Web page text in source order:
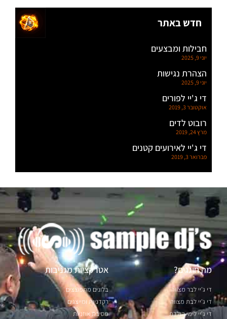
חדש באתר
חבילות ומבצעים
יוני 9, 2025
הצהרת נגישות
יוני 9, 2025
די ג'יי לפורים
אוקטובר 3, 2019
רובוט לדים
מרץ 24, 2019
די ג'יי לאירועים קטנים
פברואר 3, 2019
מה חוגגים?
די ג'יי לבר מצווה
די ג'יי לבת מצווה
די ג'יי לימי הולדת
אטרקציות מגניבות
בלונים מתפוצצים
רקדניות ומייצגים
מסיבת אוזניות